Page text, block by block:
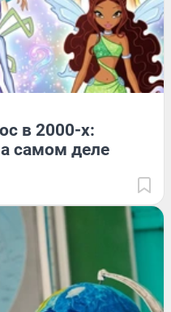
в 2000-х:
самом деле